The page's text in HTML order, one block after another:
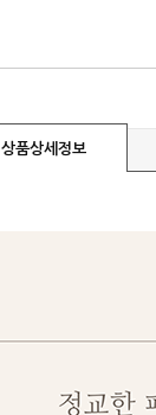
상품상세정보